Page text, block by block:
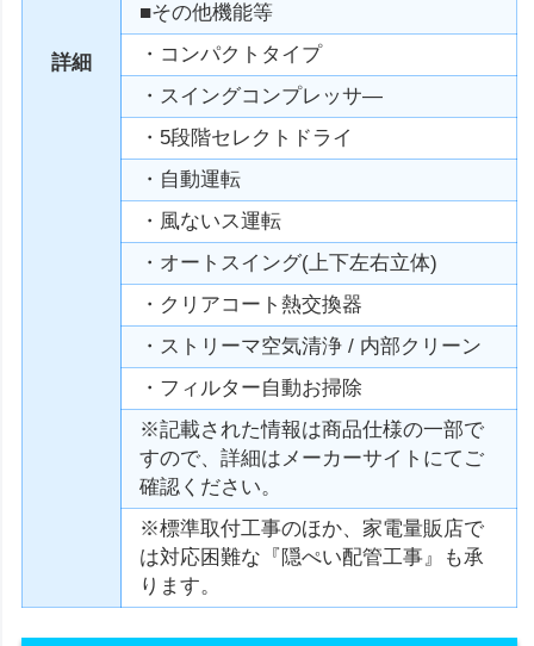
詳細
■その他機能等
・コンパクトタイプ
・スイングコンプレッサ—
・5段階セレクトドライ
・自動運転
・風ないス運転
・オートスイング(上下左右立体)
・クリアコート熱交換器
・ストリーマ空気清浄 / 内部クリーン
・フィルター自動お掃除
※記載された情報は商品仕様の一部で
すので、詳細はメーカーサイトにてご
確認ください。
※標準取付工事のほか、家電量販店で
は対応困難な『隠ぺい配管工事』も承
ります。